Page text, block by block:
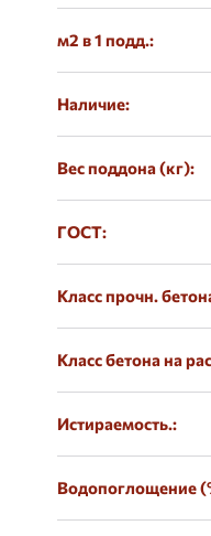
м2 в 1 подд.:
Наличие:
Вес поддона (кг):
ГОСТ:
Класс прочн.
Класс бетона на
Истираемость.:
Водопоглощение